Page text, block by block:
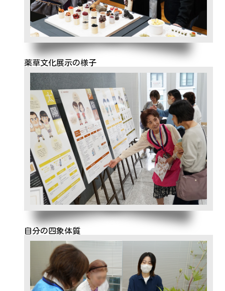
薬草文化展示の様子
自分の四象体質